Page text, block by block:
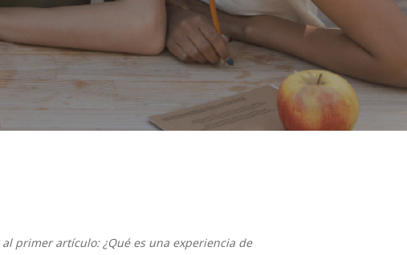
primer artículo: ¿Qué es una experiencia de